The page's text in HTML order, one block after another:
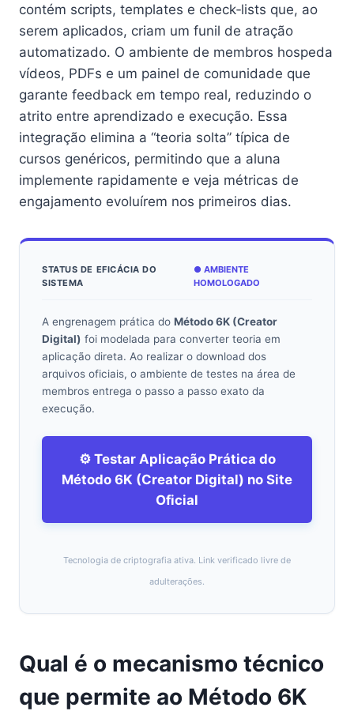
contém scripts, templates e check‑lists que, ao
serem aplicados, criam um funil de atração
automatizado. O ambiente de membros hospeda
vídeos, PDFs e um painel de comunidade que
garante feedback em tempo real, reduzindo o
atrito entre aprendizado e execução. Essa
integração elimina a “teoria solta” típica de
cursos genéricos, permitindo que a aluna
implemente rapidamente e veja métricas de
engajamento evoluírem nos primeiros dias.
STATUS DE EFICÁCIA DO
SISTEMA
● AMBIENTE
HOMOLOGADO
A engrenagem prática do Método 6K (Creator
Digital) foi modelada para converter teoria em
aplicação direta. Ao realizar o download dos
arquivos oficiais, o ambiente de testes na área de
membros entrega o passo a passo exato da
execução.
⚙️ Testar Aplicação Prática do
Método 6K (Creator Digital) no Site
Oficial
Tecnologia de criptografia ativa. Link verificado livre de
adulterações.
Qual é o mecanismo técnico
que permite ao Método 6K